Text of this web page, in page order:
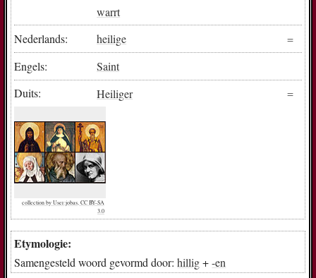
warrt
Nederlands:
heilige
Engels:
Saint
Duits:
Heiliger
collection by User:jobas, CC BY-SA
3.0
Etymologie:
Samengesteld woord gevormd door:hillig+-en